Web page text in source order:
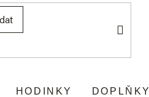
HODINKY DOPLŇKY